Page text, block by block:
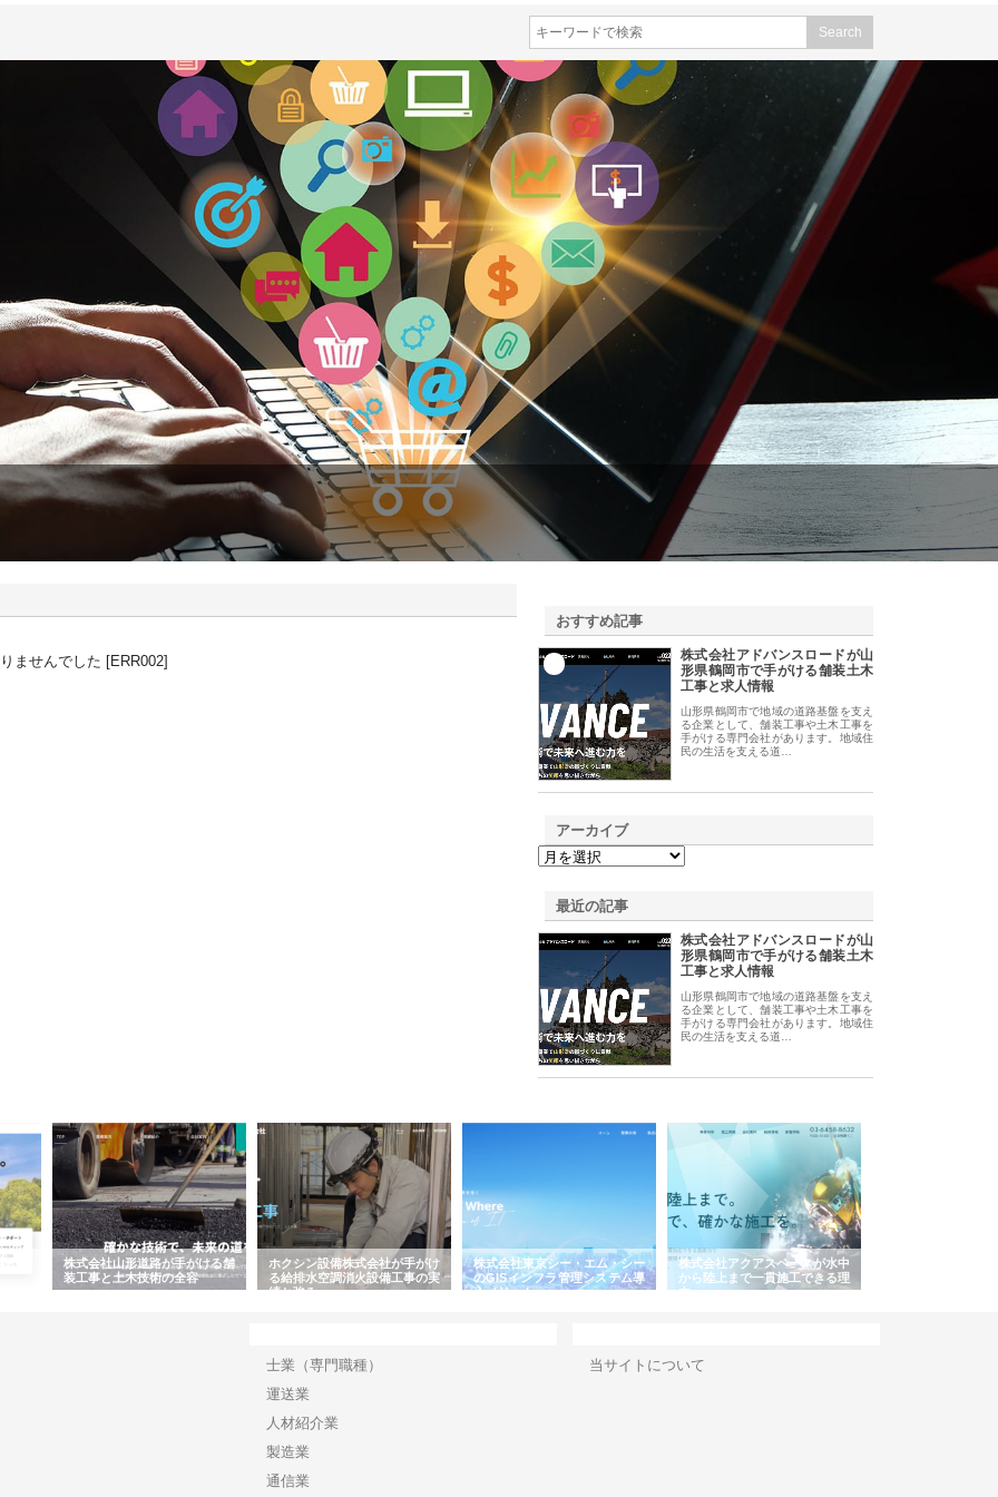
ませんでした [ERR002]
おすすめ記事
株式会社アドバンスロードが山
形県鶴岡市で手がける舗装土木
工事と求人情報
山形県鶴岡市で地域の道路基盤を支え
る企業として、舗装工事や土木工事を
手がける専門会社があります。地域住
民の生活を支える道…
アーカイブ
最近の記事
株式会社アドバンスロードが山
形県鶴岡市で手がける舗装土木
工事と求人情報
山形県鶴岡市で地域の道路基盤を支え
る企業として、舗装工事や土木工事を
手がける専門会社があります。地域住
民の生活を支える道…
株式会社山形道路が手がける舗
装工事と土木技術の全容
ホクシン設備株式会社が手がけ
る給排水空調消火設備工事の実
績と強み
株式会社東京シー・エム・シー
のGISインフラ管理システム導
入メリット
株式会社アクアスペースが水中
から陸上まで一貫施工できる理
由
士業（専門職種）
運送業
人材紹介業
製造業
通信業
当サイトについて